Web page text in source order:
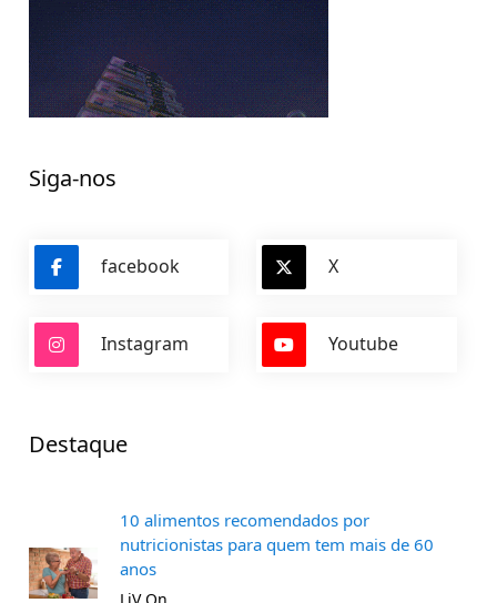
Siga-nos
facebook X
Instagram Youtube
Destaque
10 alimentos recomendados por
nutricionistas para quem tem mais de 60
anos
LiV On